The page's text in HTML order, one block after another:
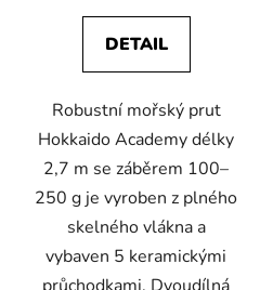
DETAIL
Robustní mořský prut
Hokkaido Academy délky
2,7 m se záběrem 100–
250 g je vyroben z plného
skelného vlákna a
vybaven 5 keramickými